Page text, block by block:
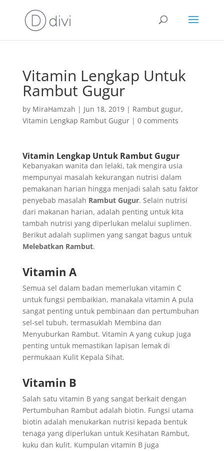
Vitamin Lengkap Untuk
Rambut Gugur
by MiraHamzah | Jun 18, 2019| Rambut gugur,
Vitamin Lengkap Rambut Gugur| 0 comments
Vitamin Lengkap Untuk Rambut Gugur
Kebanyakan wanita dan lelaki, tak mengira usia
mempunyai masalah kekurangan nutrisi dalam
pemakanan harian hingga menjadi salah satu faktor
penyebab masalah Rambut Gugur. Selain nutrisi
dari makanan harian, adalah penting untuk kita
tambah nutrisi yang diperlukan melalui suplimen.
Berikut adalah suplimen yang sangat bagus untuk
Melebatkan Rambut.
Vitamin A
Semua sel dalam badan memerlukan vitamin C
untuk fungsi pembaikian, manakala vitamin A pula
sangat penting untuk pembinaan dan pertumbuhan
sel-sel tubuh, termasuklah Membina dan
Menyuburkan Rambut. Vitamin A yang cukup juga
penting untuk memastikan lapisan lemak di
permukaan Kulit Kepala Sihat.
Vitamin B
Salah satu vitamin B yang sangat berkait dengan
Pertumbuhan Rambut adalah biotin. Fungsi utama
biotin adalah menukarkan nutrisi kepada bentuk
tenaga yang diperlukan untuk Kesihatan Rambut,
kuku dan kulit. Kumpulan vitamin B juga